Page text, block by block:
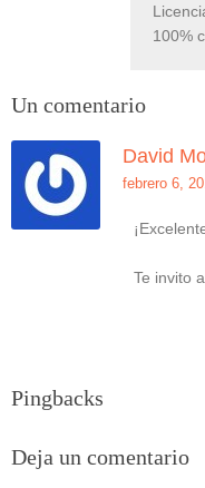
100%
Un comentario
David
febrero 6,
Te invito
Pingbacks
Deja un comentario